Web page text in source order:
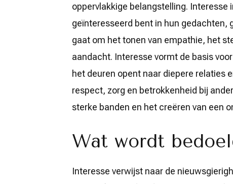
oppervlakkige belangstelling.
geïnteresseerd bent in hun gedachten,
gaat om het tonen van empathie, het
aandacht. Interesse vormt de basis
het deuren opent naar diepere relaties
respect, zorg en betrokkenheid bij
sterke banden en het creëren van een
Wat wordt
Interesse verwijst naar de